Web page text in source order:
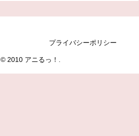
プライバシーポリシー
© 2010 アニるっ！.